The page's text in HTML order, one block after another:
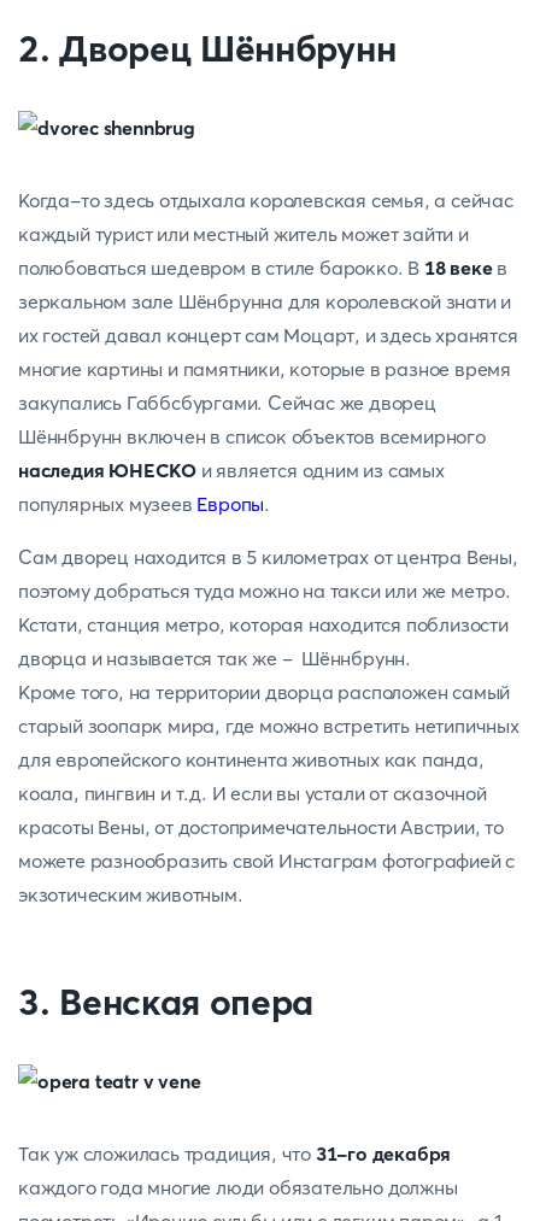
2. Дворец Шённбрунн
Когда-то здесь отдыхала королевская семья, а сейчас
каждый турист или местный житель может зайти и
полюбоваться шедевром в стиле барокко. В 18 векев
зеркальном зале Шёнбрунна для королевской знати и
их гостей давал концерт сам Моцарт, и здесь хранятся
многие картины и памятники, которые в разное время
закупались Габбсбургами. Сейчас же дворец
Шённбрунн включен в список объектов всемирного
наследия ЮНЕСКО и является одним из самых
популярных музеев Европы.
Сам дворец находится в 5 километрах от центра Вены,
поэтому добраться туда можно на такси или же метро.
Кстати, станция метро, которая находится поблизости
дворца и называется так же - Шённбрунн.
Кроме того, на территории дворца расположен самый
старый зоопарк мира, где можно встретить нетипичных
для европейского континента животных как панда,
коала, пингвин и т.д. И если вы устали от сказочной
красоты Вены, от достопримечательности Австрии, то
можете разнообразить свой Инстаграм фотографией с
экзотическим животным.
3. Венская опера
Так уж сложилась традиция, что 31-го декабря
каждого года многие люди обязательно должны